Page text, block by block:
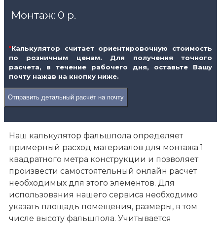
Монтаж: 0 р.
*Калькулятор считает ориентировочную стоимость
по розничным ценам. Для получения точного
расчета, в течение рабочего дня, оставьте Вашу
почту нажав на кнопку ниже.
Отправить детальный расчёт на почту
Наш калькулятор фальшпола определяет
примерный расход материалов для монтажа 1
квадратного метра конструкции и позволяет
произвести самостоятельный онлайн расчет
необходимых для этого элементов. Для
использования нашего сервиса необходимо
указать площадь помещения, размеры, в том
числе высоту фальшпола. Учитывается